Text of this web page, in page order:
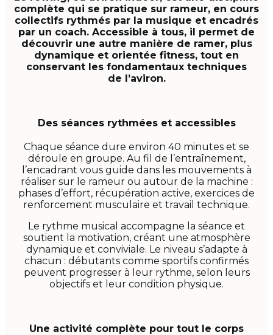
complète qui se pratique sur rameur, en cours
collectifs rythmés par la musique et encadrés
par un coach. Accessible à tous, il permet de
découvrir une autre manière de ramer, plus
dynamique et orientée fitness, tout en
conservant les fondamentaux techniques
de l’aviron.
Des séances rythmées et accessibles
Chaque séance dure environ 40 minutes et se
déroule en groupe. Au fil de l’entraînement,
l’encadrant vous guide dans les mouvements à
réaliser sur le rameur ou autour de la machine :
phases d’effort, récupération active, exercices de
renforcement musculaire et travail technique.
Le rythme musical accompagne la séance et
soutient la motivation, créant une atmosphère
dynamique et conviviale. Le niveau s’adapte à
chacun : débutants comme sportifs confirmés
peuvent progresser à leur rythme, selon leurs
objectifs et leur condition physique.
Une activité complète pour tout le corps